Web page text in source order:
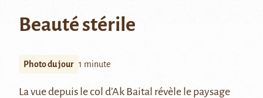
Beauté stérile
Photo du jour 1 minute
La vue depuis le col d’Ak Baital révèle le paysage